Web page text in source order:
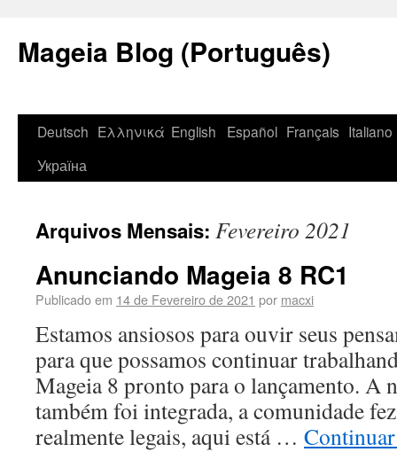
Mageia Blog (Português)
Deutsch Ελληνικά English Español Français Italiano
Україна
Arquivos Mensais: Fevereiro 2021
Anunciando Mageia 8 RC1
Publicado em 14 de Fevereiro de 2021 por macxi
Estamos ansiosos para ouvir seus
para que possamos continuar
Mageia 8 pronto para o lançamento. A
também foi integrada, a comunidade
realmente legais, aqui está …